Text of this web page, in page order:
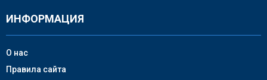
ИНФОРМАЦИЯ
О нас
Правила сайта